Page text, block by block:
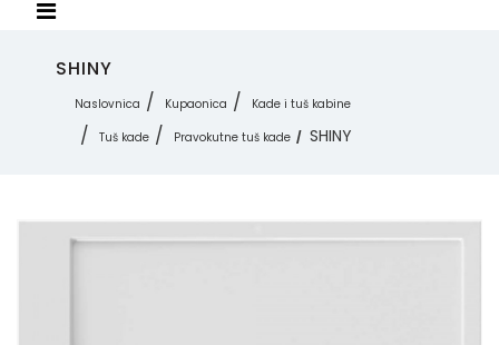
SHINY
Naslovnica Kupaonica
Kade i tuš kabine
Tuš kade
Pravokutne tuš kade SHINY